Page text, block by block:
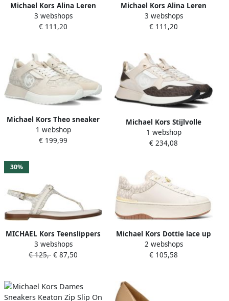
Michael Kors Alina Leren
Décolleté in Blush Kleur
Beige Dames
3 webshops
€ 111,20
Michael Kors Alina Leren
Décolleté in Blush Kleur
Beige Dames
3 webshops
€ 111,20
Michael Kors Theo sneaker
van canvas met logoprint
1 webshop
€ 199,99
Michael Kors Stijlvolle
Sneakers voor Dagelijks
Gebruik Multicolor Dames
1 webshop
€ 234,08
30%
MICHAEL Kors Teenslippers
met bevestigingsriempjes
model 'MANDY'
3 webshops
€ 125,- € 87,50
Michael Kors Dottie lace up
leren sneakers ecru beige
2 webshops
€ 105,58